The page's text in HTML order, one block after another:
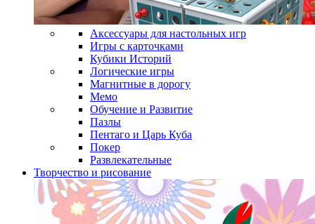
Аксессуары для настольных игр
Игры с карточками
Кубики Историй
Логические игры
Магнитные в дорогу
Мемо
Обучение и Развитие
Пазлы
Пентаго и Царь Куба
Покер
Развлекательные
Творчество и рисование